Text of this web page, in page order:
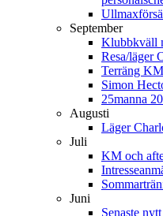
September
Klubbkväll
Resa/läger
Terräng
Simon
25manna
Augusti
Läger
Juli
KM och
Juni
Senaste